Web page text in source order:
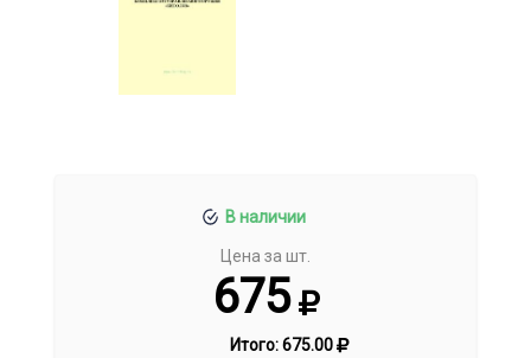
В наличии
Цена за шт.
675
Итого:675.00